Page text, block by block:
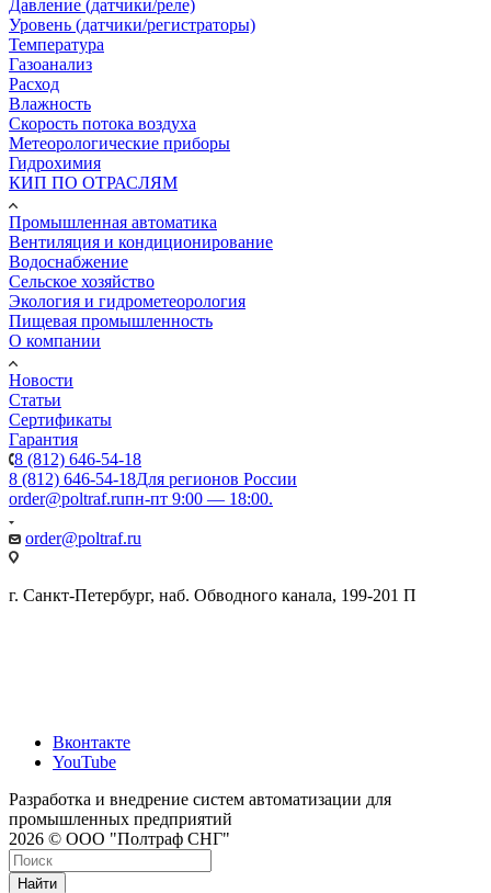
Давление (датчики/реле)
Уровень (датчики/регистраторы)
Температура
Газоанализ
Расход
Влажность
Скорость потока воздуха
Метеорологические приборы
Гидрохимия
КИП ПО ОТРАСЛЯМ
Промышленная автоматика
Вентиляция и кондиционирование
Водоснабжение
Сельское хозяйство
Экология и гидрометеорология
Пищевая промышленность
О компании
Новости
Статьи
Сертификаты
Гарантия
8 (812) 646-54-18
8 (812) 646-54-18Для регионов России
order@poltraf.ruпн-пт 9:00 — 18:00.
order@poltraf.ru
г. Санкт-Петербург, наб. Обводного канала, 199-201 П
Вконтакте
YouTube
Разработка и внедрение систем автоматизации для
промышленных предприятий
2026 © ООО "Полтраф СНГ"
Найти